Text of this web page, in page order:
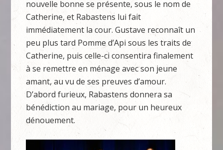
nouvelle bonne se présente, sous le nom de
Catherine, et Rabastens lui fait
immédiatement la cour. Gustave reconnaît un
peu plus tard Pomme d’Api sous les traits de
Catherine, puis celle-ci consentira finalement
à se remettre en ménage avec son jeune
amant, au vu de ses preuves d’amour.
D’abord furieux, Rabastens donnera sa
bénédiction au mariage, pour un heureux
dénouement.